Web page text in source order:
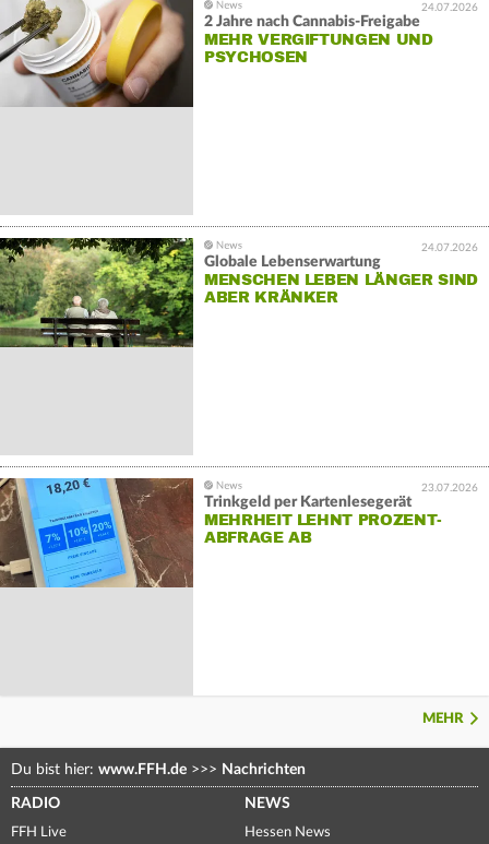
24.07.2026
2 Jahre nach Cannabis-Freigabe
MEHR VERGIFTUNGEN UND
PSYCHOSEN
24.07.2026
Globale Lebenserwartung
MENSCHEN LEBEN LÄNGER SIND
ABER KRÄNKER
23.07.2026
Trinkgeld per Kartenlesegerät
MEHRHEIT LEHNT PROZENT-
ABFRAGE AB
MEHR
Du bist hier: www.FFH.de >>> Nachrichten
RADIO
FFH Live
NEWS
Hessen News